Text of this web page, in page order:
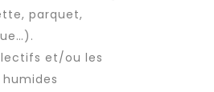
parquet,
et/ou les